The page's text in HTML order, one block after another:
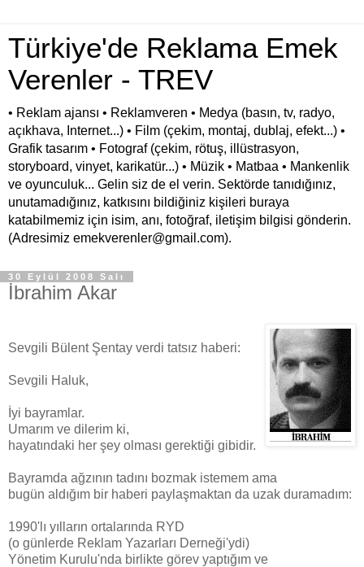
Türkiye'de Reklama Emek
Verenler - TREV
• Reklam ajansı • Reklamveren • Medya (basın, tv, radyo,
açıkhava, Internet...) • Film (çekim, montaj, dublaj, efekt...) •
Grafik tasarım • Fotograf (çekim, rötuş, illüstrasyon,
storyboard, vinyet, karikatür...) • Müzik • Matbaa • Mankenlik
ve oyunculuk... Gelin siz de el verin. Sektörde tanıdığınız,
unutamadığınız, katkısını bildiğiniz kişileri buraya
katabilmemiz için isim, anı, fotoğraf, iletişim bilgisi gönderin.
(Adresimiz emekverenler@gmail.com).
30 Eylül 2008 Salı
İbrahim Akar
Sevgili Bülent Şentay verdi tatsız haberi:
Sevgili Haluk,
İyi bayramlar.
Umarım ve dilerim ki,
hayatındaki her şey olması gerektiği gibidir.
Bayramda ağzının tadını bozmak istemem ama
bugün aldığım bir haberi paylaşmaktan da uzak duramadım:
1990'lı yılların ortalarında RYD
(o günlerde Reklam Yazarları Derneği'ydi)
Yönetim Kurulu'nda birlikte görev yaptığım ve